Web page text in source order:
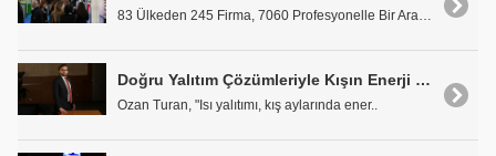
83 Ülkeden 245 Firma, 7060 Profesyonelle Bir Araya..
Doğru Yalıtım Çözümleriyle Kışın Enerji Tasarrufu
Ozan Turan, "Isı yalıtımı, kış aylarında ener..